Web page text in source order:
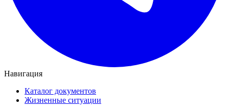
Навигация
Каталог документов
Жизненные ситуации